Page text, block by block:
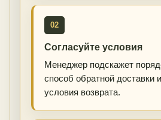
02
Согласуйте условия
Менеджер подскажет
способ обратной доставки
условия возврата.